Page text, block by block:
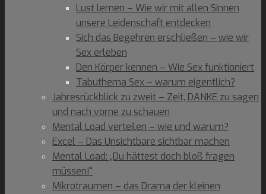
Lust lernen – Wie wir mit allen Sinnen
unsere Leidenschaft entdecken
Sich das Begehren erschließen – wie wir
Sex erleben
Den Körper kennen – Wie Sex funktioniert
Tabuthema Sex – warum eigentlich?
Jahresrückblick zu zweit – Zeit, DANKE zu sagen
und nach vorne zu schauen
Mental Load verteilen – wie und warum?
Excel – Das Unsichtbare sichtbar machen
Mental Load: „Du hättest doch bloß fragen
müssen!“
Mikrotraumen – das Drama der kleinen